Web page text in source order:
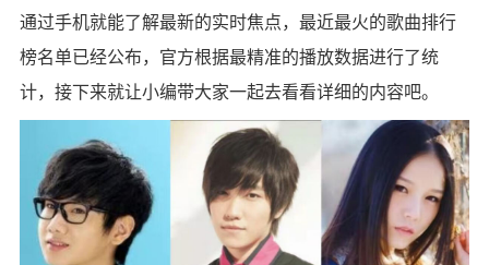
通过手机就能了解最新的实时焦点，最近最火的歌曲排行
榜名单已经公布，官方根据最精准的播放数据进行了统
计，接下来就让小编带大家一起去看看详细的内容吧。